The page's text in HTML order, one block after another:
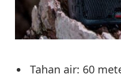
Tahan air: 60